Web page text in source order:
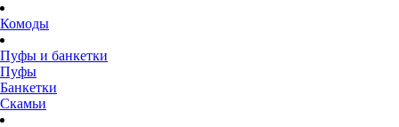
Комоды
Пуфы и банкетки
Пуфы
Банкетки
Скамьи